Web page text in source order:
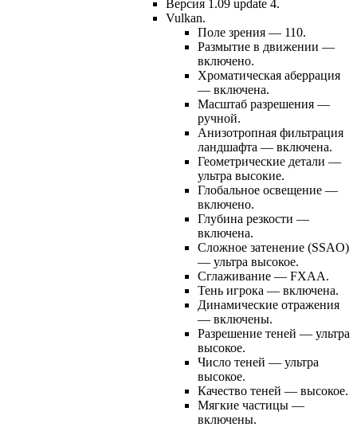
Версия 1.09 update 4.
Vulkan.
Поле зрения — 110.
Размытие в движении —
включено.
Хроматическая аберрация
— включена.
Масштаб разрешения —
ручной.
Анизотропная фильтрация
ландшафта — включена.
Геометрические детали —
ультра высокие.
Глобальное освещение —
включено.
Глубина резкости —
включена.
Сложное затенение (SSAO)
— ультра высокое.
Сглаживание — FXAA.
Тень игрока — включена.
Динамические отражения
— включены.
Разрешение теней — ультра
высокое.
Число теней — ультра
высокое.
Качество теней — высокое.
Мягкие частицы —
включены.